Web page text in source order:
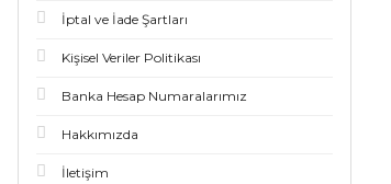
İptal ve İade Şartları
Kişisel Veriler Politikası
Banka Hesap Numaralarımız
Hakkımızda
İletişim